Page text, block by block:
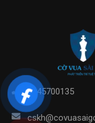
0845700135